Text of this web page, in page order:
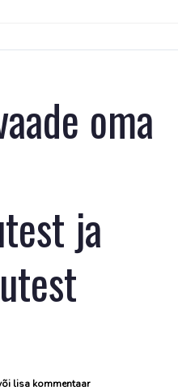
oma
ja
lisa kommentaar